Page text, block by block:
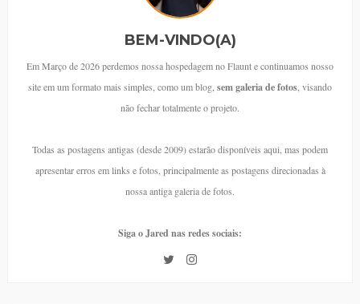
BEM-VINDO(A)
Em Março de 2026 perdemos nossa hospedagem no Flaunt e continuamos nosso
site em um formato mais simples, como um blog, sem galeria de fotos , visando
não fechar totalmente o projeto.
Todas as postagens antigas (desde 2009) estarão disponíveis aqui, mas podem
apresentar erros em links e fotos, principalmente as postagens direcionadas à
nossa antiga galeria de fotos.
Siga o Jared nas redes sociais: